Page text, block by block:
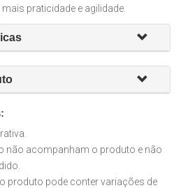
praticidade e agilidade.
não acompanham o produto e não
produto pode conter variações de